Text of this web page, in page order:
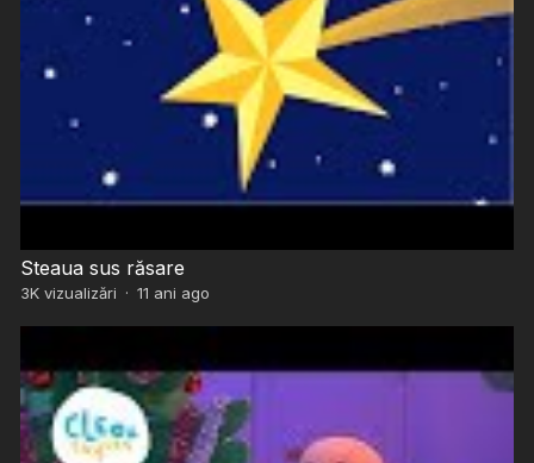
Steaua sus răsare
3Kvizualizări · 11 ani ago